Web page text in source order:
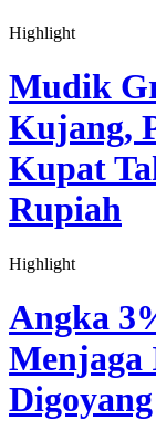
Highlight
Mudik
Kujang,
Kupat
Rupiah
Highlight
Angka
Menjaga
Digoyang